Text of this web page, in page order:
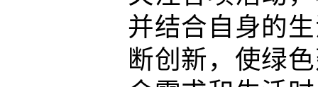
并结合自身的
断创新，使绿